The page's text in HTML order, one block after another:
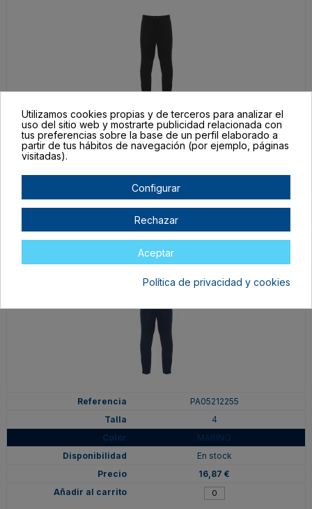
PA05212202
4
16,87 €
PA05212255
4
MARINO
En stock
16,87 €
Utilizamos cookies propias y de terceros para analizar el
uso del sitio web y mostrarte publicidad relacionada con
tus preferencias sobre la base de un perfil elaborado a
partir de tus hábitos de navegación (por ejemplo, páginas
visitadas).
Configurar
Rechazar
Aceptar
Política de privacidad y cookies